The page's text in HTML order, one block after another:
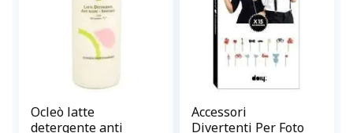
Ocleò latte
detergente anti
Accessori
Divertenti Per Foto